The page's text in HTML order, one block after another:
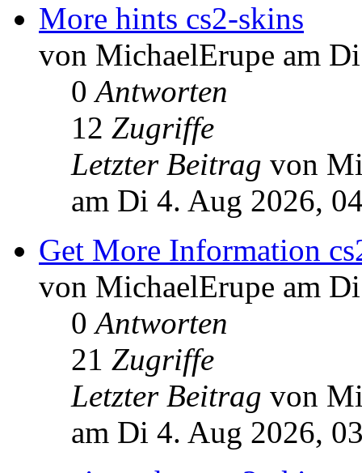
More hints cs2-skins
von MichaelErupe am
0Antworten
12 Zugriffe
Letzter Beitrag von
am Di 4. Aug 2026,
Get More Information
von MichaelErupe am
0Antworten
21 Zugriffe
Letzter Beitrag von
am Di 4. Aug 2026,